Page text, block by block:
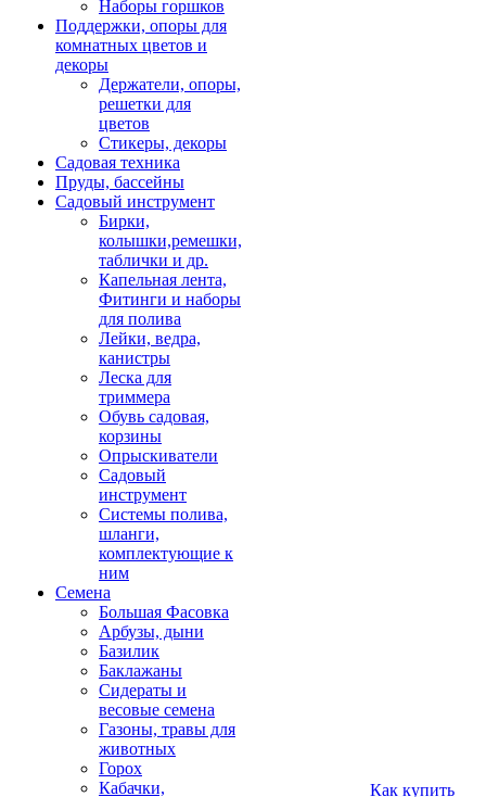
Наборы горшков
Поддержки, опоры для
комнатных цветов и
декоры
Держатели, опоры,
решетки для
цветов
Стикеры, декоры
Садовая техника
Пруды, бассейны
Садовый инструмент
Бирки,
колышки,ремешки,
таблички и др.
Капельная лента,
Фитинги и наборы
для полива
Лейки, ведра,
канистры
Леска для
триммера
Обувь садовая,
корзины
Опрыскиватели
Садовый
инструмент
Системы полива,
шланги,
комплектующие к
ним
Семена
Большая Фасовка
Арбузы, дыни
Базилик
Баклажаны
Сидераты и
весовые семена
Газоны, травы для
животных
Горох
Кабачки,
Как купить